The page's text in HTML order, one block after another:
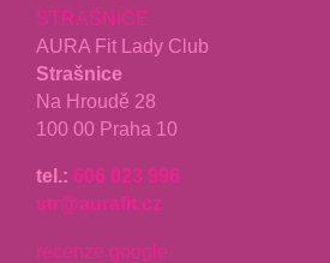
STRAŠNICE
AURA Fit Lady Club
Strašnice
Na Hroudě 28
100 00 Praha 10
tel.: 606 023 996
str@aurafit.cz
recenze google